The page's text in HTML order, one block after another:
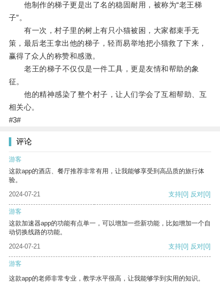
他制作的梯子更是出了名的稳固耐用，被称为“老王梯
子”。
有一次，村子里的树上有只小猫被困，大家都束手无
策，最后老王拿出他的梯子，轻而易举地把小猫救了下来，
赢得了众人的称赞和感激。
老王的梯子不仅仅是一件工具，更是友情和帮助的象
征。
他的精神感染了整个村子，让人们学会了互相帮助、互
相关心。
#3#
评论
游客
这款app的酒店、餐厅推荐非常有用，让我能够享受到高品质的旅行体
验。
2024-07-21
支持[0] 反对[0]
游客
这款加速器app的功能有点单一，可以增加一些新功能，比如增加一个自
动切换线路的功能。
2024-07-21
支持[0] 反对[0]
游客
这款app的老师非常专业，教学水平很高，让我能够学到实用的知识。